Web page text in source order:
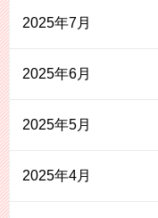
2025年7月
2025年6月
2025年5月
2025年4月